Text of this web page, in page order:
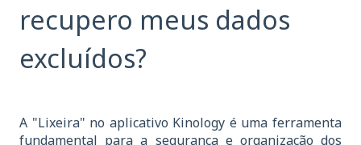
recupero meus dados
excluídos?
A "Lixeira" no aplicativo Kinology é uma ferramenta
fundamental para a segurança e organização dos